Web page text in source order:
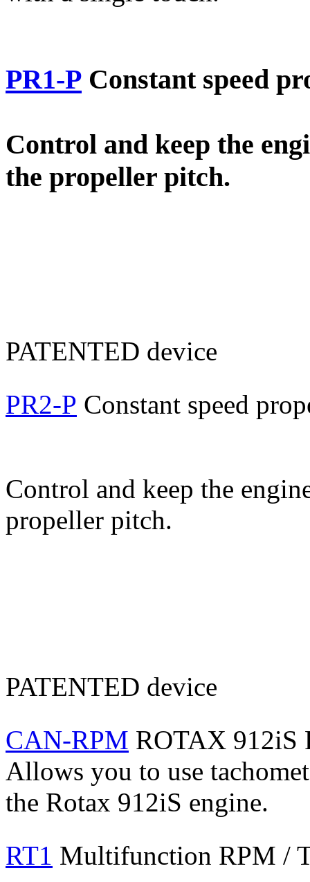
PR1-P Constant speed
Control and keep the
the propeller pitch.
PATENTED device
PR2-P Constant speed
Control and keep the
propeller pitch.
PATENTED device
CAN-RPM ROTAX 912iS
Allows you to use
the Rotax 912iS engine.
RT1 Multifunction RPM /